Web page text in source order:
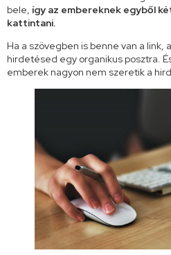
bele, így az embereknek egyből
kattintani.
Ha a szövegben is benne van a link,
hirdetésed egy organikus posztra.
emberek nagyon nem szeretik a